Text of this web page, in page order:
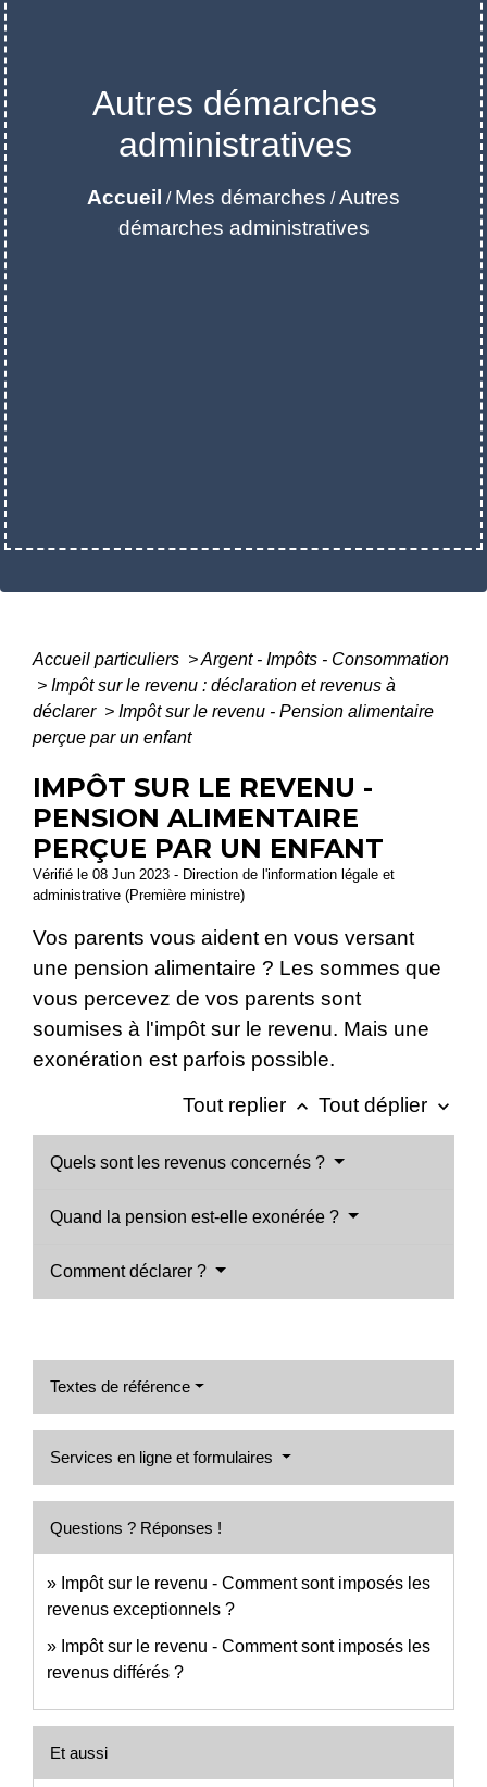
Autres démarches
administratives
Accueil / Mes démarches /Autres
démarches administratives
Accueil particuliers >Argent - Impôts - Consommation
> Impôt sur le revenu : déclaration et revenus à
déclarer > Impôt sur le revenu - Pension alimentaire
perçue par un enfant
IMPÔT SUR LE REVENU -
PENSION ALIMENTAIRE
PERÇUE PAR UN ENFANT
Vérifié le 08 Jun 2023 - Direction de l'information légale et
administrative (Première ministre)
Vos parents vous aident en vous versant
une pension alimentaire ? Les sommes que
vous percevez de vos parents sont
soumises à l'impôt sur le revenu. Mais une
exonération est parfois possible.
Tout replier keyboard_arrow_up Tout déplier keyboard_arrow_down
Quels sont les revenus concernés ?
Quand la pension est-elle exonérée ?
Comment déclarer ?
Textes de référence
Services en ligne et formulaires
Questions ? Réponses !
Impôt sur le revenu - Comment sont imposés les
revenus exceptionnels ?
Impôt sur le revenu - Comment sont imposés les
revenus différés ?
Et aussi